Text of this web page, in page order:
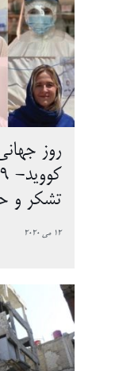
روز
تشکر و
12 می 2020